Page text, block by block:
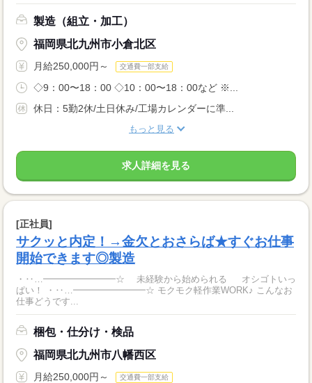
製造（組立・加工）
福岡県北九州市小倉北区
月給250,000円～ 交通費一部支給
◇9：00〜18：00 ◇10：00〜18：00など ※...
休日：5勤2休/土日休み/工場カレンダーに準...
もっと見る
求人詳細を見る
[正社員]
サクッと内定！→金欠とおさらば★すぐお仕事
開始できます◎製造
・‥…━━━━━━━━☆ 未経験から始められる オシゴトいっ
ぱい！ ・‥…━━━━━━━━☆ モクモク軽作業WORK♪ こんなお
仕事どうです...
梱包・仕分け・検品
福岡県北九州市八幡西区
月給250,000円～ 交通費一部支給